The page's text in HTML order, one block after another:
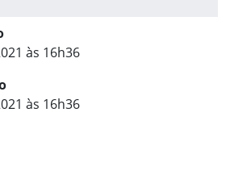
às 16h36
às 16h36